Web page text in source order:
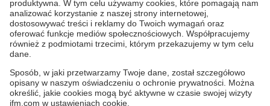
Złącze M12 ecolink, kodowane A, z
opatentowanym innowacyjnym odciążeniem, jak
również wysoce elastycznym uszczelnieniem
ifmformation - artykuły